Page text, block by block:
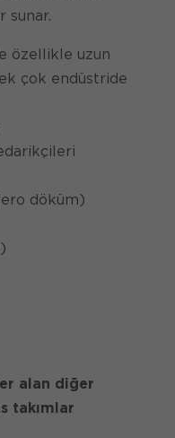
sunar.
özellikle uzun
çok endüstride
döküm)
alan diğer
takımlar